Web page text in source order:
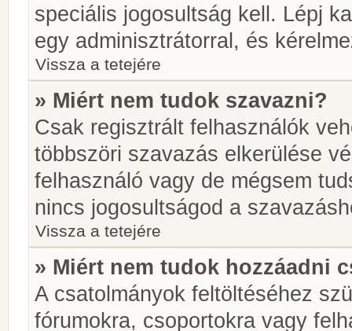
speciális jogosultság kell. Lépj
egy adminisztrátorral, és
Vissza a tetejére
» Miért nem tudok szavazni?
Csak regisztrált felhasználók
többszöri szavazás elkerülése
felhasználó vagy de mégsem
nincs jogosultságod a
Vissza a tetejére
» Miért nem tudok hozzáadni
A csatolmányok feltöltéséhez
fórumokra, csoportokra vagy